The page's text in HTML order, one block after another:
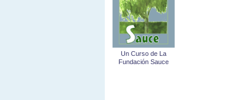
Un Curso de La
Fundación Sauce